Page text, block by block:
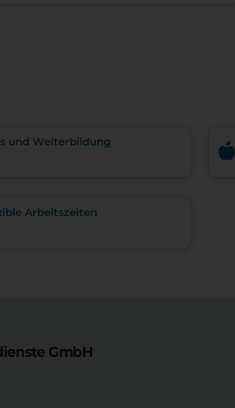
und Weiterbildung
Arbeitszeiten
GmbH